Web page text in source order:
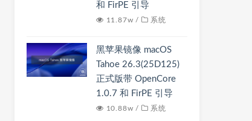
和 FirPE 引导
11.87w / 系统
黑苹果镜像 macOS
Tahoe 26.3(25D125)
正式版带 OpenCore
1.0.7 和 FirPE 引导
10.88w / 系统